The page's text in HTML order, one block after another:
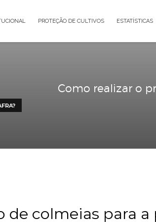
INSTITUCIONAL PROTEÇÃO DE
PRÓXIMA SAFRA?